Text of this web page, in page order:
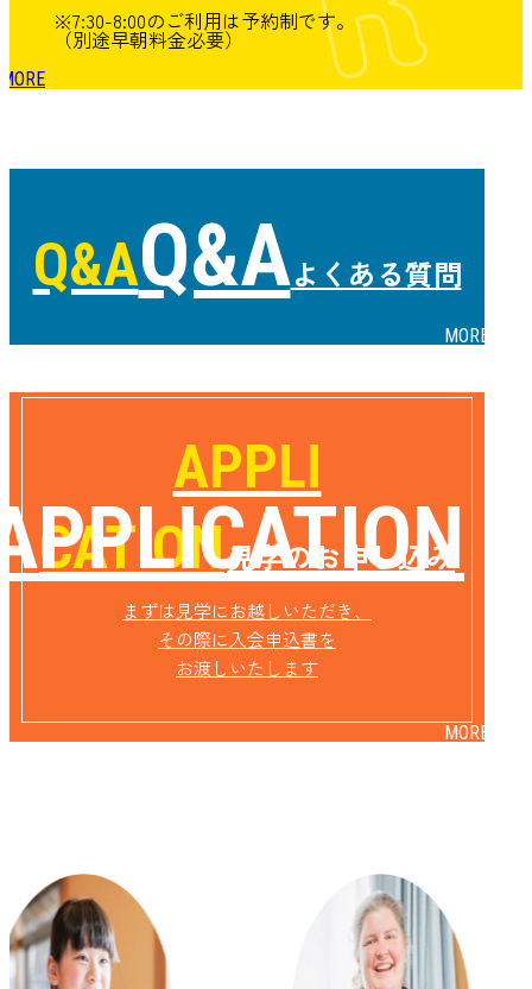
※7:30-8:00のご利用は予約制です。
（別途早朝料金必要）
MORE
Q&AQ&Aよくある質問
MORE
APPLI
CATION見学のお申し込み
まずは見学にお越しいただき、
その際に入会申込書を
お渡しいたします
MORE